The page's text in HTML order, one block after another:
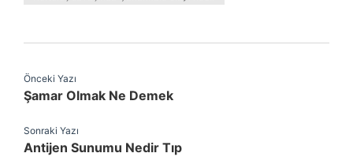
Önceki Yazı
Şamar Olmak Ne Demek
Sonraki Yazı
Antijen Sunumu Nedir Tıp